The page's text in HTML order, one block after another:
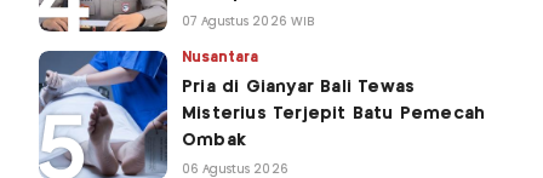
07 Agustus 2026 WIB
Nusantara
Pria di Gianyar Bali Tewas
Misterius Terjepit Batu Pemecah
Ombak
06 Agustus 2026